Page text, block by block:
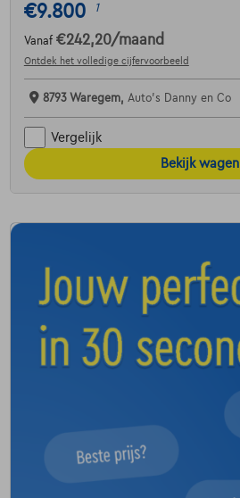
€9.800 1
Vanaf €242,20/maand
Ontdek het volledige cijfervoorbeeld
8793 Waregem, Auto's Danny en Co
Vergelijk
Bekijk wagen